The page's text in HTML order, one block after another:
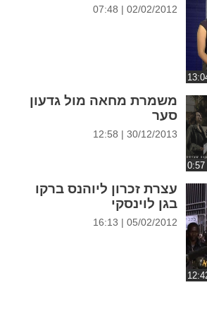
02/02/2012 | 07:48
משמרת מחאה מול גדעון
סער
30/12/2013 | 12:58
עצרת זכרון ליוהנס ברקו
בגן לוינסקי
05/02/2012 | 16:13